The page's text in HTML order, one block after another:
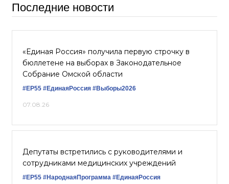
Последние новости
«Единая Россия» получила первую строчку в
бюллетене на выборах в Законодательное
Собрание Омской области
#ЕР55 #ЕдинаяРоссия #Выборы2026
07.08.26
Депутаты встретились с руководителями и
сотрудниками медицинских учреждений
#ЕР55 #НароднаяПрограмма #‎ЕдинаяРоссия